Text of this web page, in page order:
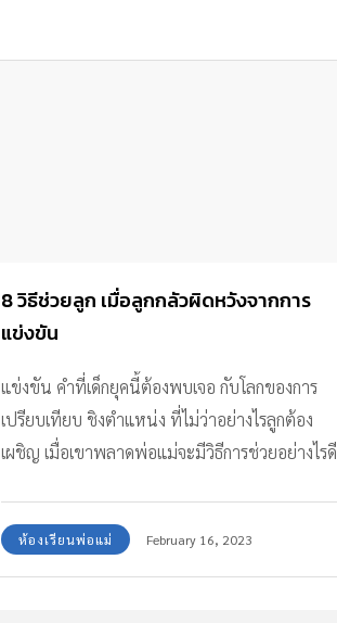
8 วิธีช่วยลูก เมื่อลูกกลัวผิดหวังจากการ
แข่งขัน
แข่งขัน คำที่เด็กยุคนี้ต้องพบเจอ กับโลกของการ
เปรียบเทียบ ชิงตำแหน่ง ที่ไม่ว่าอย่างไรลูกต้อง
เผชิญ เมื่อเขาพลาดพ่อแม่จะมีวิธีการช่วยอย่างไรดี
ห้องเรียนพ่อแม่ February 16, 2023